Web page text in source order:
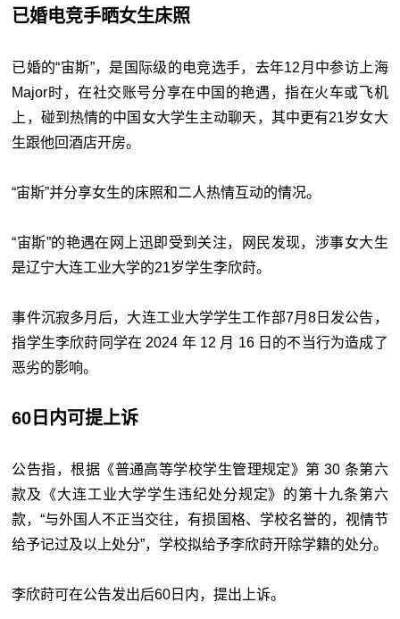
已婚电竞手晒女生床照
已婚的“宙斯”，是国际级的电竞选手，去年12月中参访上海
Major时，在社交账号分享在中国的艳遇，指在火车或飞机
上，碰到热情的中国女大学生主动聊天，其中更有21岁女大
生跟他回酒店开房。
“宙斯”并分享女生的床照和二人热情互动的情况。
“宙斯”的艳遇在网上迅即受到关注，网民发现，涉事女大生
是辽宁大连工业大学的21岁学生李欣莳。
事件沉寂多月后，大连工业大学学生工作部7月8日发公告，
指学生李欣莳同学在 2024 年 12 月 16 日的不当行为造成了
恶劣的影响。
60日内可提上诉
公告指，根据《普通高等学校学生管理规定》第 30 条第六
款及《大连工业大学学生违纪处分规定》的第十九条第六
款，“与外国人不正当交往，有损国格、学校名誉的，视情节
给予记过及以上处分”，学校拟给予李欣莳开除学籍的处分。
李欣莳可在公告发出后60日内，提出上诉。